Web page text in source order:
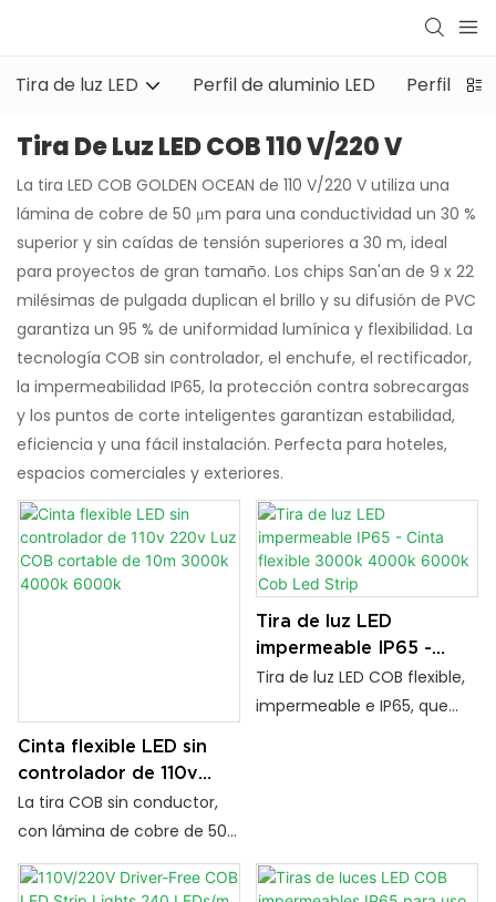
Tira de luz LED Perfil de aluminio LED Perfil de
Tira De Luz LED COB 110 V/220 V
La tira LED COB GOLDEN OCEAN de 110 V/220 V utiliza una
lámina de cobre de 50 μm para una conductividad un 30 %
superior y sin caídas de tensión superiores a 30 m, ideal
para proyectos de gran tamaño. Los chips San'an de 9 x 22
milésimas de pulgada duplican el brillo y su difusión de PVC
garantiza un 95 % de uniformidad lumínica y flexibilidad. La
tecnología COB sin controlador, el enchufe, el rectificador,
la impermeabilidad IP65, la protección contra sobrecargas
y los puntos de corte inteligentes garantizan estabilidad,
eficiencia y una fácil instalación. Perfecta para hoteles,
espacios comerciales y exteriores.
Cinta flexible LED sin
controlador de 110v
220v Luz COB cortable
de 10m 3000k 4000k
La tira COB sin conductor,
con lámina de cobre de 50
μm y chips San'an de gran
tamaño, ofrece mayor brillo,
Tira de luz LED
impermeable IP65 -
Cinta flexible 3000k
4000k 6000k Cob Led
Tira de luz LED COB flexible,
impermeable e IP65, que
con un rendimiento estable